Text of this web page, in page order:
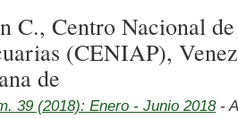
C., Centro Nacional
(CENIAP),
de
39 (2018): Enero - Junio 2018-